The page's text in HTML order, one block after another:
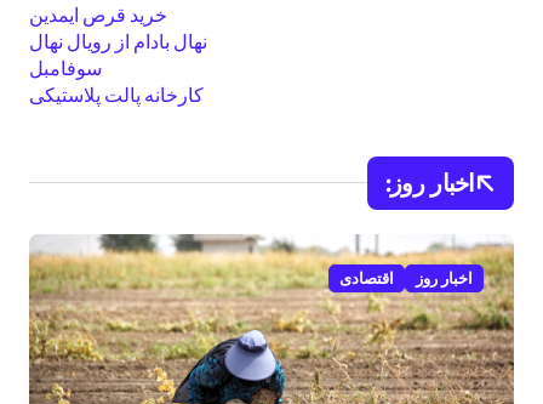
خرید قرص ایمدین
نهال بادام از رویال نهال
سوفامبل
کارخانه پالت پلاستیکی
اخبار روز:
اخبار روز اقتصادی